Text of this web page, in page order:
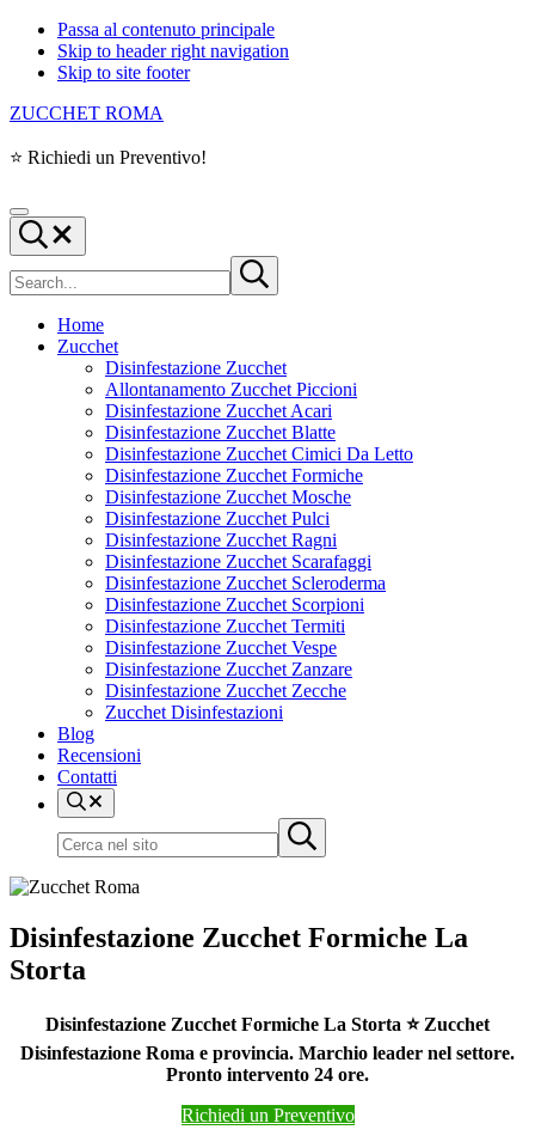
Passa al contenuto principale
Skip to header right navigation
Skip to site footer
ZUCCHET ROMA
⭐ Richiedi un Preventivo!
Menu
Search...
nel
Submit
search
Home
Zucchet
Disinfestazione Zucchet
Allontanamento Zucchet Piccioni
Disinfestazione Zucchet Acari
Disinfestazione Zucchet Blatte
Disinfestazione Zucchet Cimici Da Letto
Disinfestazione Zucchet Formiche
Disinfestazione Zucchet Mosche
Disinfestazione Zucchet Pulci
Disinfestazione Zucchet Ragni
Disinfestazione Zucchet Scarafaggi
Disinfestazione Zucchet Scleroderma
Disinfestazione Zucchet Scorpioni
Disinfestazione Zucchet Termiti
Disinfestazione Zucchet Vespe
Disinfestazione Zucchet Zanzare
Disinfestazione Zucchet Zecche
Zucchet Disinfestazioni
Blog
Recensioni
Contatti
Cerca
nel
sito
nel
Submit
search
Disinfestazione Zucchet Formiche La
Storta
Disinfestazione Zucchet Formiche La Storta ⭐ Zucchet
Disinfestazione Roma e provincia. Marchio leader nel settore.
Pronto intervento 24 ore.
Richiedi un Preventivo